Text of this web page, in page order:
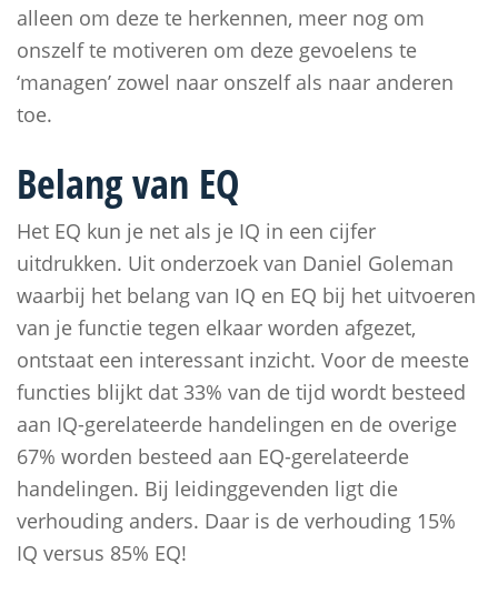
alleen om deze te herkennen, meer nog om
onszelf te motiveren om deze gevoelens te
‘managen’ zowel naar onszelf als naar anderen
toe.
Belang van EQ
Het EQ kun je net als je IQ in een cijfer
uitdrukken. Uit onderzoek van Daniel Goleman
waarbij het belang van IQ en EQ bij het uitvoeren
van je functie tegen elkaar worden afgezet,
ontstaat een interessant inzicht. Voor de meeste
functies blijkt dat 33% van de tijd wordt besteed
aan IQ-gerelateerde handelingen en de overige
67% worden besteed aan EQ-gerelateerde
handelingen. Bij leidinggevenden ligt die
verhouding anders. Daar is de verhouding 15%
IQ versus 85% EQ!